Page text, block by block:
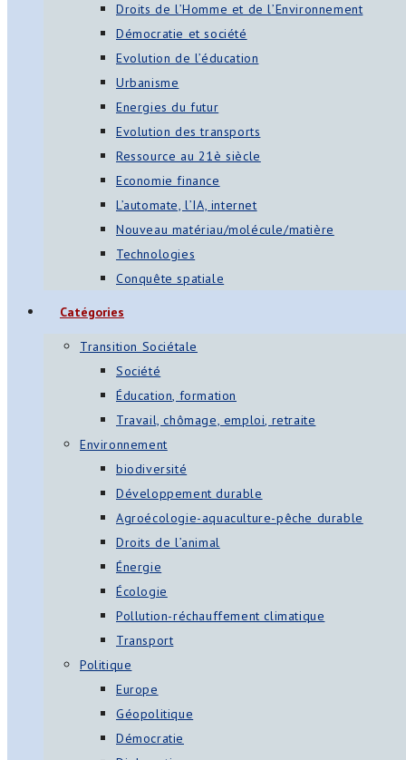
Droits de l’Homme et de l’Environnement
Démocratie et société
Evolution de l’éducation
Urbanisme
Energies du futur
Evolution des transports
Ressource au 21è siècle
Economie finance
L’automate, l’IA, internet
Nouveau matériau/molécule/matière
Technologies
Conquête spatiale
Catégories
Transition Sociétale
Société
Éducation, formation
Travail, chômage, emploi, retraite
Environnement
biodiversité
Développement durable
Agroécologie-aquaculture-pêche durable
Droits de l’animal
Énergie
Écologie
Pollution-réchauffement climatique
Transport
Politique
Europe
Géopolitique
Démocratie